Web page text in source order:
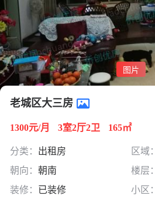
图片
老城区大三房
1300元/月 3室2厅2卫 165㎡
分类： 出租房 区域：
朝向： 朝南 楼层：
装修：
已装修 小区：